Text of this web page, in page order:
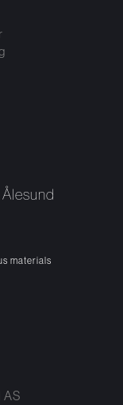
materials
AS